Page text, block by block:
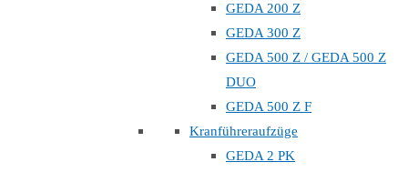
GEDA 200 Z
GEDA 300 Z
GEDA 500 Z / GEDA 500 Z
DUO
GEDA 500 Z F
Kranführeraufzüge
GEDA 2 PK